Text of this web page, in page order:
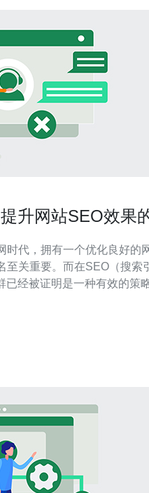
升网站SEO效果
时代，拥有一个优化良好的
至关重要。而在SEO（搜索
已经被证明是一种有效的策
的IP